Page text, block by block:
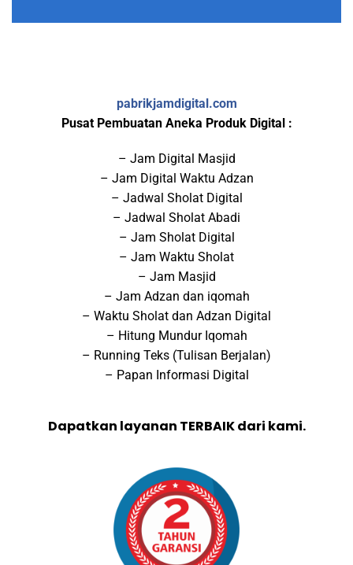
pabrikjamdigital.com
Pusat Pembuatan Aneka Produk Digital :
– Jam Digital Masjid
– Jam Digital Waktu Adzan
– Jadwal Sholat Digital
– Jadwal Sholat Abadi
– Jam Sholat Digital
– Jam Waktu Sholat
– Jam Masjid
– Jam Adzan dan iqomah
– Waktu Sholat dan Adzan Digital
– Hitung Mundur Iqomah
– Running Teks (Tulisan Berjalan)
– Papan Informasi Digital
Dapatkan layanan TERBAIK dari kami.